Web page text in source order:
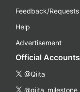
Feedback/Requests
Help
Advertisement
Official Accounts
@Qiita
@qiita_milestone